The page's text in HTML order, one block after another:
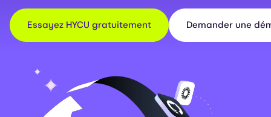
Essayez HYCU gratuitement Demander une